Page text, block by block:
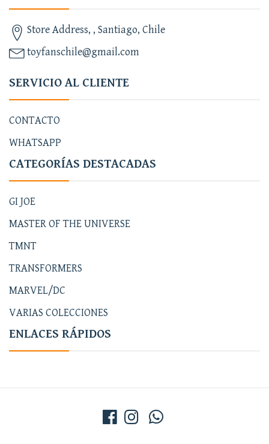
Store Address, , Santiago, Chile
toyfanschile@gmail.com
SERVICIO AL CLIENTE
CONTACTO
WHATSAPP
CATEGORÍAS DESTACADAS
GI JOE
MASTER OF THE UNIVERSE
TMNT
TRANSFORMERS
MARVEL/DC
VARIAS COLECCIONES
ENLACES RÁPIDOS